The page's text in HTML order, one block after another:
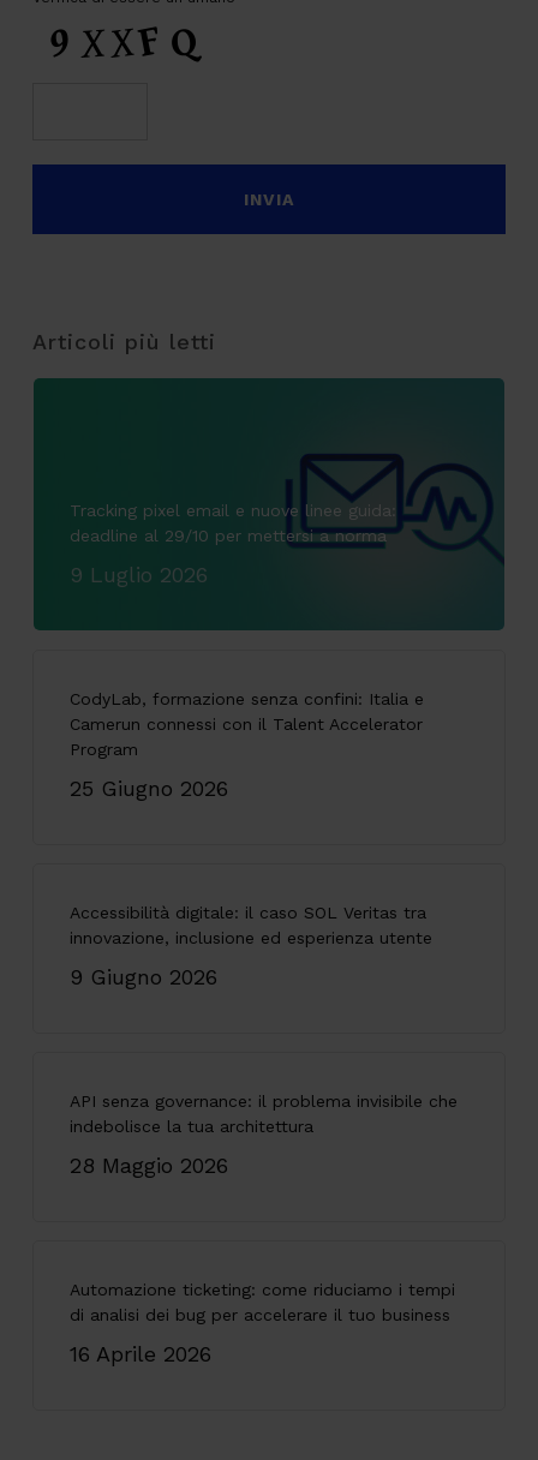
Articoli più letti
Tracking pixel email e nuove linee guida:
deadline al 29/10 per mettersi a norma
9 Luglio 2026
CodyLab, formazione senza confini: Italia e
Camerun connessi con il Talent Accelerator
Program
25 Giugno 2026
Accessibilità digitale: il caso SOL Veritas tra
innovazione, inclusione ed esperienza utente
9 Giugno 2026
API senza governance: il problema invisibile che
indebolisce la tua architettura
28 Maggio 2026
Automazione ticketing: come riduciamo i tempi
di analisi dei bug per accelerare il tuo business
16 Aprile 2026